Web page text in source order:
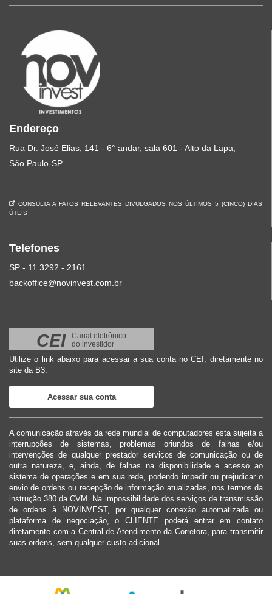
Endereço
Rua Dr. José Elias, 141 - 6° andar, sala 601 - Alto da Lapa,
São Paulo-SP
CONSULTA A FATOS RELEVANTES DIVULGADOS NOS ÚLTIMOS 5 (CINCO) DIAS
ÚTEIS
Telefones
SP - 11 3292 - 2161
backoffice@novinvest.com.br
CEI
Canal eletrônico
do investidor
Utilize o link abaixo para acessar a sua conta no CEI, diretamente no
site da B3:
Acessar sua conta
A comunicação através da rede mundial de computadores esta sujeita a
interrupções de sistemas, problemas oriundos de falhas e/ou
intervenções de qualquer prestador serviços de comunicação ou de
outra natureza, e, ainda, de falhas na disponibilidade e acesso ao
sistema de operações e em sua rede, podendo impedir ou prejudicar o
envio de ordens ou recepção de informação atualizadas, nos termos da
instrução 380 da CVM. Na impossibilidade dos serviços de transmissão
de ordens à NOVINVEST, por qualquer conexão automatizada ou
plataforma de negociação, o CLIENTE poderá entrar em contato
diretamente com a Central de Atendimento da Corretora, para transmitir
suas ordens, sem qualquer custo adicional.